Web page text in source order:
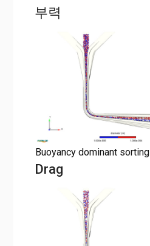
부력
Buoyancy dominant sorting
Drag